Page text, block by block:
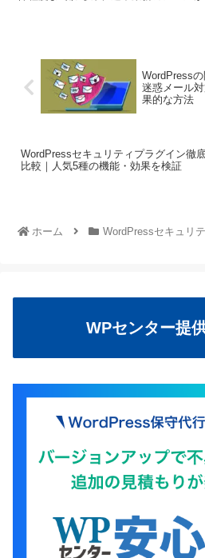
WordPress
迷惑メール
果的な方法
WordPressセキュリティプラグイン徹
比較｜人気5種の機能・効果を検証
ホーム WordPressセキュリ
WPセンター提